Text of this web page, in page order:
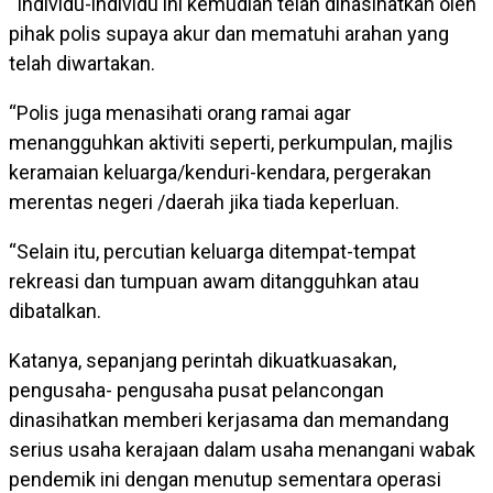
pihak polis supaya akur dan mematuhi arahan yang
telah diwartakan.
“Polis juga menasihati orang ramai agar
menangguhkan aktiviti seperti, perkumpulan, majlis
keramaian keluarga/kenduri-kendara, pergerakan
merentas negeri /daerah jika tiada keperluan.
“Selain itu, percutian keluarga ditempat-tempat
rekreasi dan tumpuan awam ditangguhkan atau
dibatalkan.
Katanya, sepanjang perintah dikuatkuasakan,
pengusaha- pengusaha pusat pelancongan
dinasihatkan memberi kerjasama dan memandang
serius usaha kerajaan dalam usaha menangani wabak
pendemik ini dengan menutup sementara operasi